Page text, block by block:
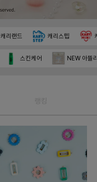
캐리랜드 캐리스텝
스킨케어 NEW 아뜰